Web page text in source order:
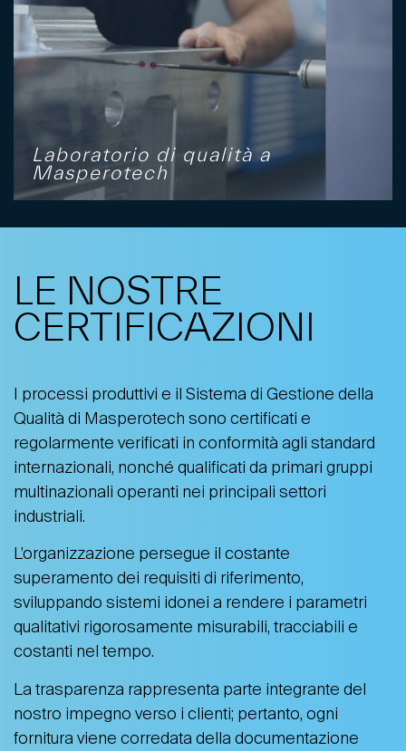
Laboratorio di qualità a
Masperotech
LE NOSTRE
CERTIFICAZIONI
I processi produttivi e il Sistema di Gestione della
Qualità di Masperotech sono certificati e
regolarmente verificati in conformità agli standard
internazionali, nonché qualificati da primari gruppi
multinazionali operanti nei principali settori
industriali.
L’organizzazione persegue il costante
superamento dei requisiti di riferimento,
sviluppando sistemi idonei a rendere i parametri
qualitativi rigorosamente misurabili, tracciabili e
costanti nel tempo.
La trasparenza rappresenta parte integrante del
nostro impegno verso i clienti; pertanto, ogni
fornitura viene corredata della documentazione